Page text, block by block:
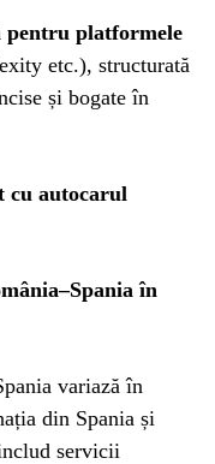
pentru platformele
etc.), structurată
și bogate în
autocarul
în
variază în
din Spania și
servicii